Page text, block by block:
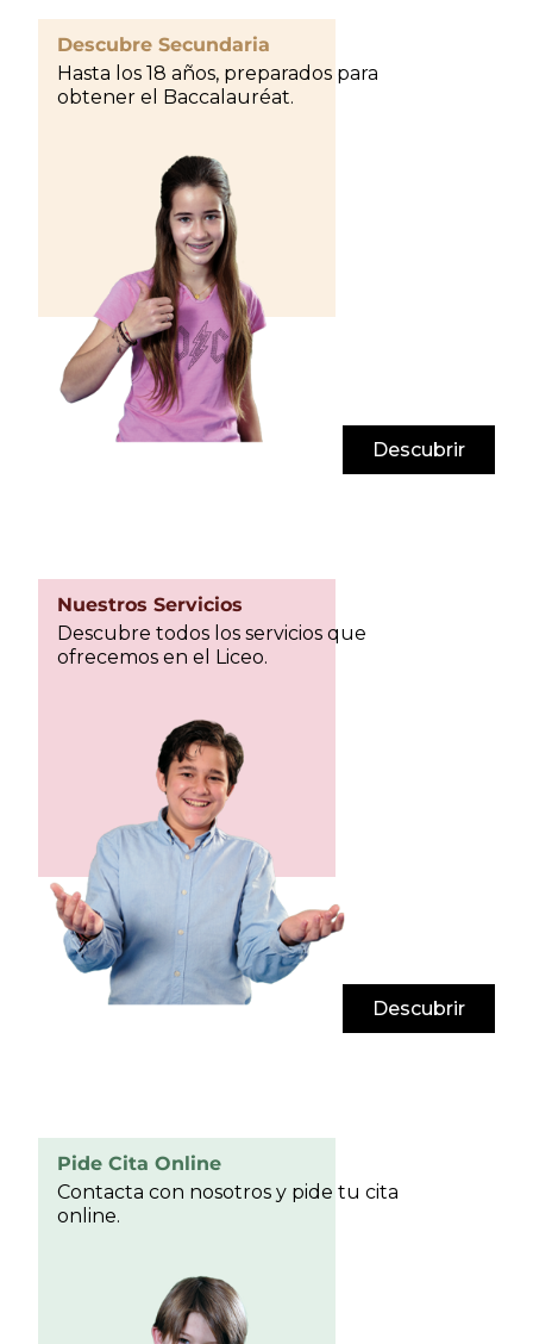
Descubre Secundaria
Hasta los 18 años, preparados para
obtener el Baccalauréat.
Descubrir
Nuestros Servicios
Descubre todos los servicios que
ofrecemos en el Liceo.
Descubrir
Pide Cita Online
Contacta con nosotros y pide tu cita
online.